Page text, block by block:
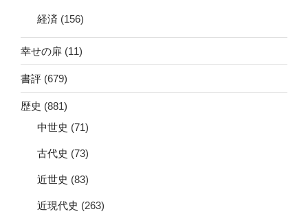
経済 (156)
幸せの扉 (11)
書評 (679)
歴史 (881)
中世史 (71)
古代史 (73)
近世史 (83)
近現代史 (263)